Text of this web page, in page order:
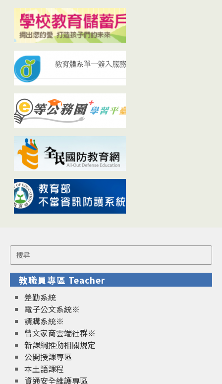
Search
for:
教職員專區 Teacher
差勤系統
電子公文系統※
請購系統※
曾文家商雲端社群※
新課綱推動相關規定
公開授課專區
本土語課程
資通安全維護專區